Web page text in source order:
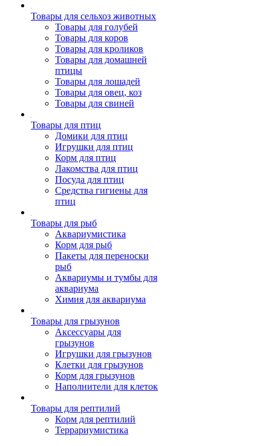
Товары для сельхоз животных
Товары для голубей
Товары для коров
Товары для кроликов
Товары для домашней
птицы
Товары для лошадей
Товары для овец, коз
Товары для свиней
Товары для птиц
Домики для птиц
Игрушки для птиц
Корм для птиц
Лакомства для птиц
Посуда для птиц
Средства гигиены для
птиц
Товары для рыб
Аквариумистика
Корм для рыб
Пакеты для переноски
рыб
Аквариумы и тумбы для
аквариума
Химия для аквариума
Товары для грызунов
Аксессуары для
грызунов
Игрушки для грызунов
Клетки для грызунов
Корм для грызунов
Наполнители для клеток
Товары для рептилий
Корм для рептилий
Террариумистика